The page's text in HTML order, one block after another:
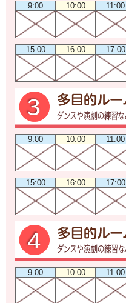
9:00 10:00 11:00
15:00 16:00 17:00
9:00 10:00 11:00
15:00 16:00 17:00
9:00 10:00 11:00